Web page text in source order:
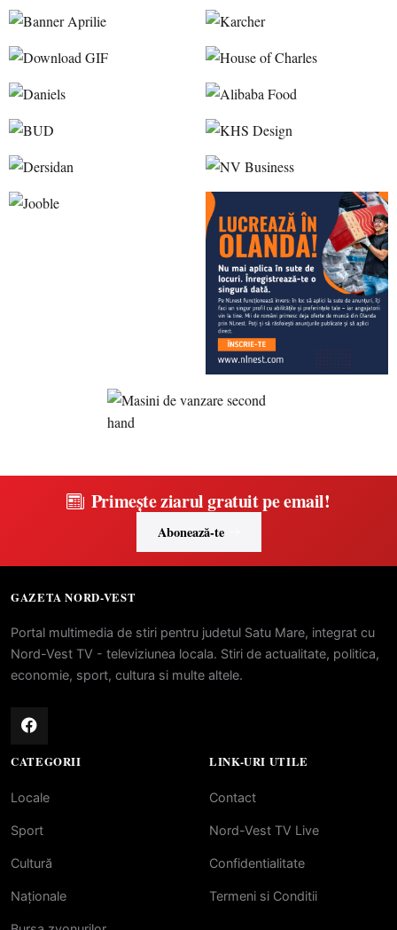
Primește ziarul gratuit pe email!
Abonează-te
GAZETA NORD-VEST
Portal multimedia de stiri pentru judetul Satu Mare, integrat cu
Nord-Vest TV - televiziunea locala. Stiri de actualitate, politica,
economie, sport, cultura si multe altele.
CATEGORII
Locale
Sport
Cultură
Naționale
LINK-URI UTILE
Contact
Nord-Vest TV Live
Confidentialitate
Termeni si Conditii